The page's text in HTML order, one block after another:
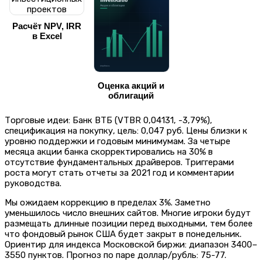
Расчёт NPV, IRR
в Excel
Оценка акций и
облигаций
Торговые идеи: Банк ВТБ (VTBR 0,04131, -3,79%),
спецификация на покупку, цель: 0,047 руб. Цены близки к
уровню поддержки и годовым минимумам. За четыре
месяца акции банка скорректировались на 30% в
отсутствие фундаментальных драйверов. Триггерами
роста могут стать отчеты за 2021 год и комментарии
руководства.
Мы ожидаем коррекцию в пределах 3%. Заметно
уменьшилось число внешних сайтов. Многие игроки будут
размещать длинные позиции перед выходными, тем более
что фондовый рынок США будет закрыт в понедельник.
Ориентир для индекса Московской биржи: диапазон 3400–
3550 пунктов. Прогноз по паре доллар/рубль: 75-77.